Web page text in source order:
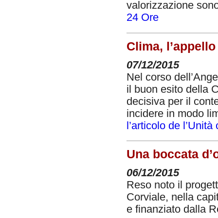
valorizzazione
24 Ore
Clima,
07/12/2015
Nel corso
il buon esito della
decisiva per il
incidere in modo
l’articolo de
Una boccata
06/12/2015
Reso noto il
Corviale, nella
e finanziato dalla